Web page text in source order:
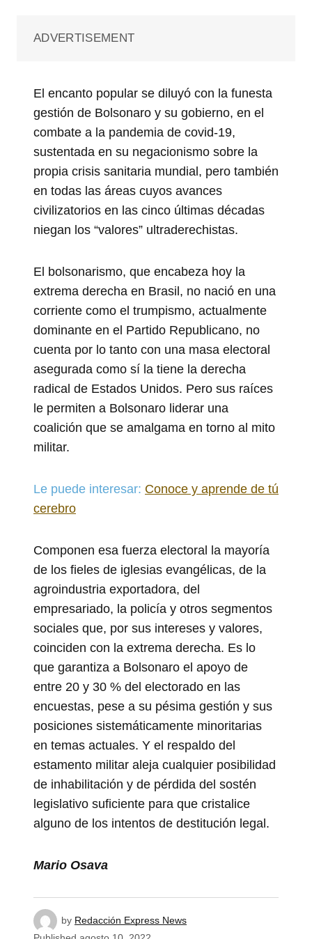
ADVERTISEMENT
El encanto popular se diluyó con la funesta
gestión de Bolsonaro y su gobierno, en el
combate a la pandemia de covid-19,
sustentada en su negacionismo sobre la
propia crisis sanitaria mundial, pero también
en todas las áreas cuyos avances
civilizatorios en las cinco últimas décadas
niegan los “valores” ultraderechistas.
El bolsonarismo, que encabeza hoy la
extrema derecha en Brasil, no nació en una
corriente como el trumpismo, actualmente
dominante en el Partido Republicano, no
cuenta por lo tanto con una masa electoral
asegurada como sí la tiene la derecha
radical de Estados Unidos. Pero sus raíces
le permiten a Bolsonaro liderar una
coalición que se amalgama en torno al mito
militar.
Le puede interesar: Conoce y aprende de tú
cerebro
Componen esa fuerza electoral la mayoría
de los fieles de iglesias evangélicas, de la
agroindustria exportadora, del
empresariado, la policía y otros segmentos
sociales que, por sus intereses y valores,
coinciden con la extrema derecha. Es lo
que garantiza a Bolsonaro el apoyo de
entre 20 y 30 % del electorado en las
encuestas, pese a su pésima gestión y sus
posiciones sistemáticamente minoritarias
en temas actuales. Y el respaldo del
estamento militar aleja cualquier posibilidad
de inhabilitación y de pérdida del sostén
legislativo suficiente para que cristalice
alguno de los intentos de destitución legal.
Mario Osava
by Redacción Express News